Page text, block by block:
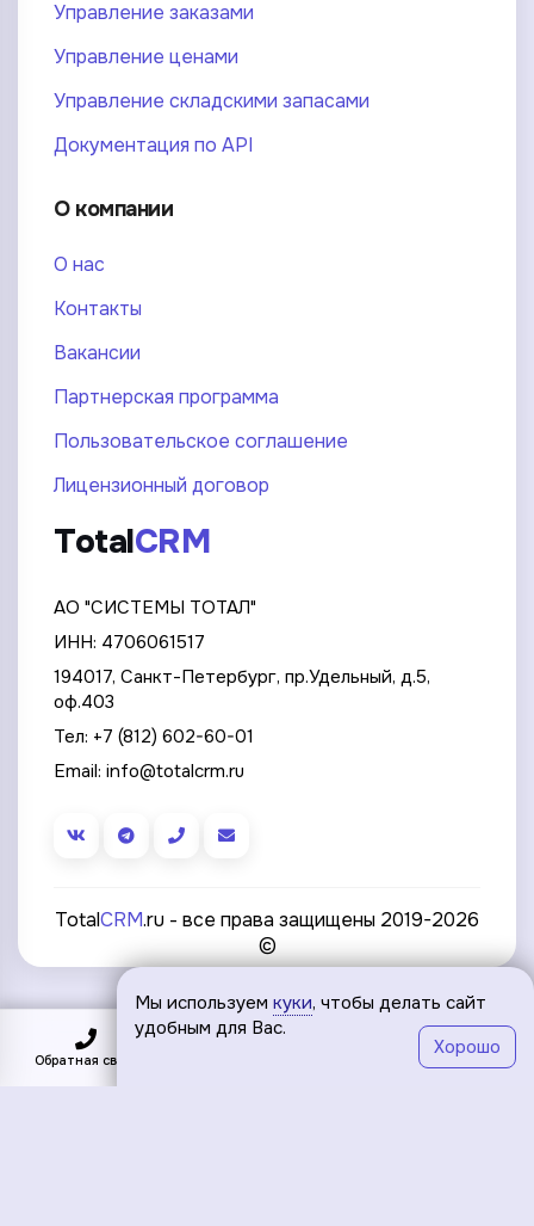
Обратная связь Меню
Управление заказами
Управление ценами
Управление складскими запасами
Документация по API
О компании
О нас
Контакты
Вакансии
Партнерская программа
Пользовательское соглашение
Лицензионный договор
TotalCRM
АО "СИСТЕМЫ ТОТАЛ"
ИНН: 4706061517
194017, Санкт-Петербург, пр.Удельный, д.5,
оф.403
Тел: +7 (812) 602-60-01
Email: info@totalcrm.ru
TotalCRM.ru - все права защищены 2019-2026
©
Мы используем куки, чтобы делать сайт
удобным для Вас.
Хорошо